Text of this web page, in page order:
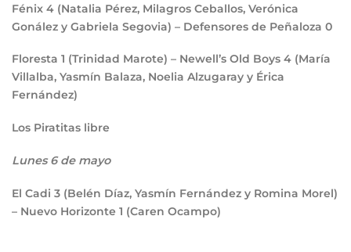
Fénix 4 (Natalia Pérez, Milagros Ceballos, Verónica
Gonález y Gabriela Segovia) – Defensores de Peñaloza 0
Floresta 1 (Trinidad Marote) – Newell’s Old Boys 4 (María
Villalba, Yasmín Balaza, Noelia Alzugaray y Érica
Fernández)
Los Piratitas libre
Lunes 6 de mayo
El Cadi 3 (Belén Díaz, Yasmín Fernández y Romina Morel)
– Nuevo Horizonte 1 (Caren Ocampo)